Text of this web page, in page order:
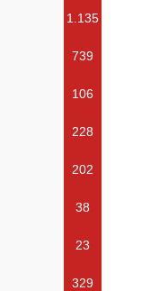
1.135
739
106
228
202
38
23
329